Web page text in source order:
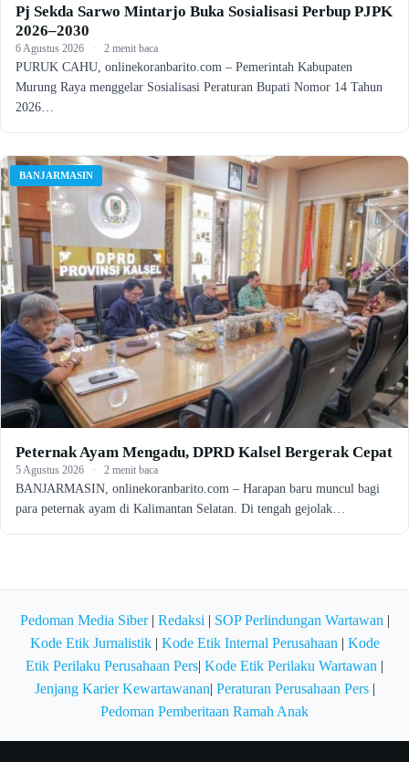
Pj Sekda Sarwo Mintarjo Buka Sosialisasi Perbup PJPK
2026–2030
6 Agustus 2026 · 2 menit baca
PURUK CAHU, onlinekoranbarito.com – Pemerintah Kabupaten
Murung Raya menggelar Sosialisasi Peraturan Bupati Nomor 14 Tahun
2026…
BANJARMASIN
Peternak Ayam Mengadu, DPRD Kalsel Bergerak Cepat
5 Agustus 2026 · 2 menit baca
BANJARMASIN, onlinekoranbarito.com – Harapan baru muncul bagi
para peternak ayam di Kalimantan Selatan. Di tengah gejolak…
Pedoman Media Siber| Redaksi | SOP Perlindungan Wartawan |
Kode Etik Jurnalistik| Kode Etik Internal Perusahaan | Kode
Etik Perilaku Perusahaan Pers| Kode Etik Perilaku Wartawan |
Jenjang Karier Kewartawanan| Peraturan Perusahaan Pers|
Pedoman Pemberitaan Ramah Anak